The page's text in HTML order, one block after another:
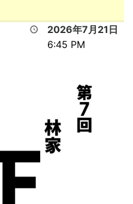
2026年7月21日
6:45 PM